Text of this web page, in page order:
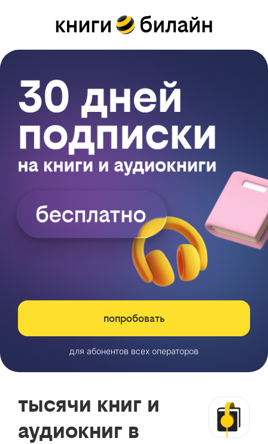
попробовать
для абонентов всех операторов
тысячи книг и
аудиокниг в